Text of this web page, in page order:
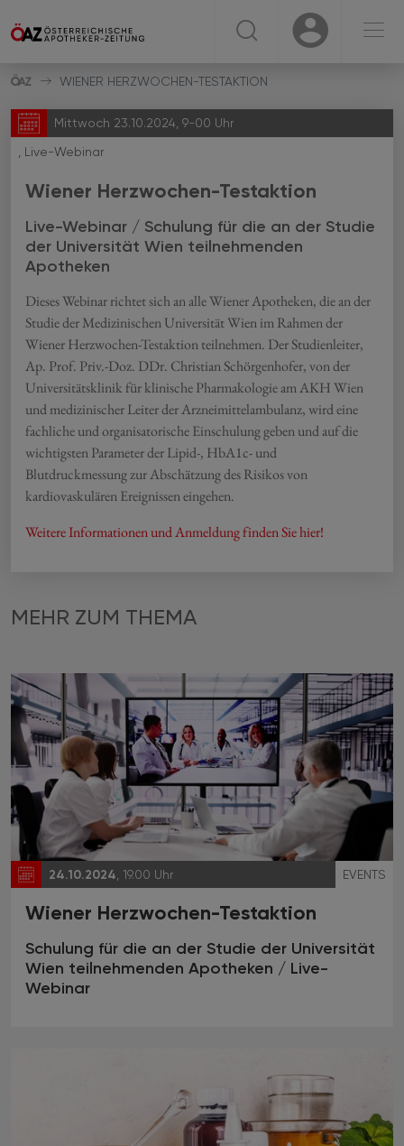
USER USER ☰
WIENER HERZWOCHEN-TESTAKTION
Mittwoch 23.10.2024, 9-00 Uhr
, Live-Webinar
Wiener Herzwochen-Testaktion
Live-Webinar / Schulung für die an der Studie
der Universität Wien teilnehmenden
Apotheken
Dieses Webinar richtet sich an alle Wiener Apotheken, die an der
Studie der Medizinischen Universität Wien im Rahmen der
Wiener Herzwochen-Testaktion teilnehmen. Der Studienleiter,
Ap. Prof. Priv.-Doz. DDr. Christian Schörgenhofer, von der
Universitätsklinik für klinische Pharmakologie am AKH Wien
und medizinischer Leiter der Arzneimittelambulanz, wird eine
fachliche und organisatorische Einschulung geben und auf die
wichtigsten Parameter der Lipid-, HbA1c- und
Blutdruckmessung zur Abschätzung des Risikos von
kardiovaskulären Ereignissen eingehen.
Weitere Informationen und Anmeldung finden Sie hier!
MEHR ZUM THEMA
24.10.2024 , 19.00 Uhr EVENTS
Wiener Herzwochen-Testaktion
Schulung für die an der Studie der Universität
Wien teilnehmenden Apotheken / Live-
Webinar